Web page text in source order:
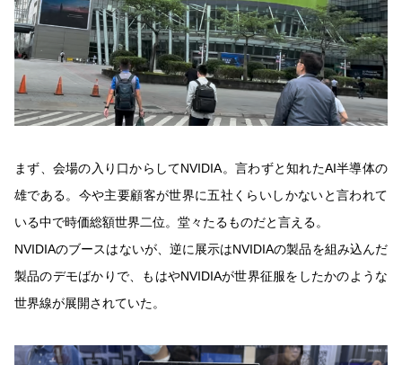
まず、会場の入り口からしてNVIDIA。言わずと知れたAI半導体の
雄である。今や主要顧客が世界に五社くらいしかないと言われて
いる中で時価総額世界二位。堂々たるものだと言える。
NVIDIAのブースはないが、逆に展示はNVIDIAの製品を組み込んだ
製品のデモばかりで、もはやNVIDIAが世界征服をしたかのような
世界線が展開されていた。